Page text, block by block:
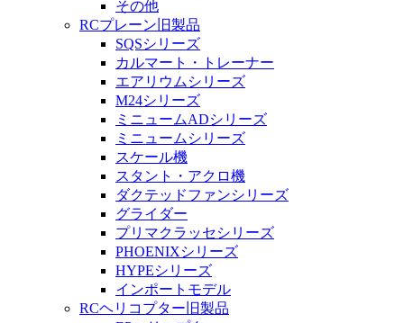
その他
RCプレーン旧製品
SQSシリーズ
カルマート・トレーナー
エアリウムシリーズ
M24シリーズ
ミニュームADシリーズ
ミニュームシリーズ
スケール機
スタント・アクロ機
ダクテッドファンシリーズ
グライダー
プリマクラッセシリーズ
PHOENIXシリーズ
HYPEシリーズ
インポートモデル
RCヘリコプター旧製品